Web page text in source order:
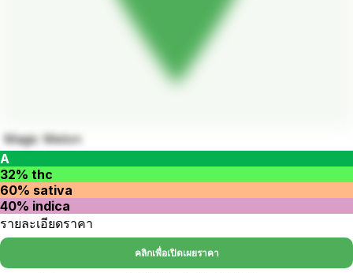
Magic Melon
A
32% thc
60% sativa
40% indica
รายละเอียดราคา
คลิกเพื่อเปิดเผยราคา